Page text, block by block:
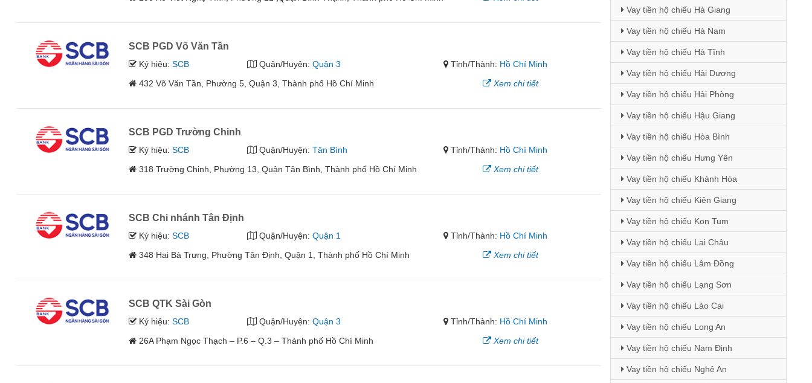
SCB PGD Võ Văn Tần
Ký hiệu:SCB Quận/Huyện: Quận 3 Tỉnh/Thành: Hồ Chí Minh
432 Võ Văn Tần, Phường 5, Quận 3, Thành phố Hồ Chí Minh
Xem chi tiết
SCB PGD Trường Chinh
Ký hiệu:SCB Quận/Huyện: Tân Bình Tỉnh/Thành: Hồ Chí Minh
318 Trường Chinh, Phường 13, Quận Tân Bình, Thành phố Hồ Chí Minh
Xem chi tiết
SCB Chi nhánh Tân Định
Ký hiệu:SCB Quận/Huyện: Quận 1 Tỉnh/Thành: Hồ Chí Minh
348 Hai Bà Trưng, Phường Tân Định, Quận 1, Thành phố Hồ Chí Minh
Xem chi tiết
SCB QTK Sài Gòn
Ký hiệu:SCB Quận/Huyện: Quận 3 Tỉnh/Thành: Hồ Chí Minh
26A Phạm Ngọc Thạch – P.6 – Q.3 – Thành phố Hồ Chí Minh
Xem chi tiết
Vay tiền hộ chiếu Hà Giang
Vay tiền hộ chiếu Hà Nam
Vay tiền hộ chiếu Hà Tĩnh
Vay tiền hộ chiếu Hải Dương
Vay tiền hộ chiếu Hải Phòng
Vay tiền hộ chiếu Hậu Giang
Vay tiền hộ chiếu Hòa Bình
Vay tiền hộ chiếu Hưng Yên
Vay tiền hộ chiếu Khánh Hòa
Vay tiền hộ chiếu Kiên Giang
Vay tiền hộ chiếu Kon Tum
Vay tiền hộ chiếu Lai Châu
Vay tiền hộ chiếu Lâm Đồng
Vay tiền hộ chiếu Lạng Sơn
Vay tiền hộ chiếu Lào Cai
Vay tiền hộ chiếu Long An
Vay tiền hộ chiếu Nam Định
Vay tiền hộ chiếu Nghệ An